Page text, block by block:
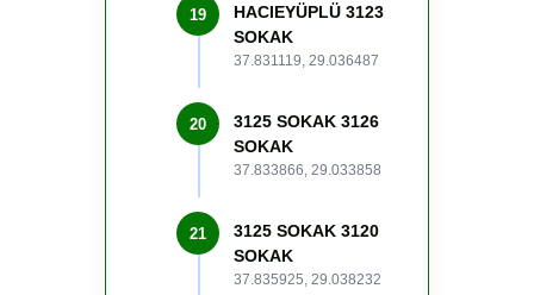
19
HACIEYÜPLÜ 3123
SOKAK
37.831119, 29.036487
20
3125 SOKAK 3126
SOKAK
37.833866, 29.033858
21
3125 SOKAK 3120
SOKAK
37.835925, 29.038232